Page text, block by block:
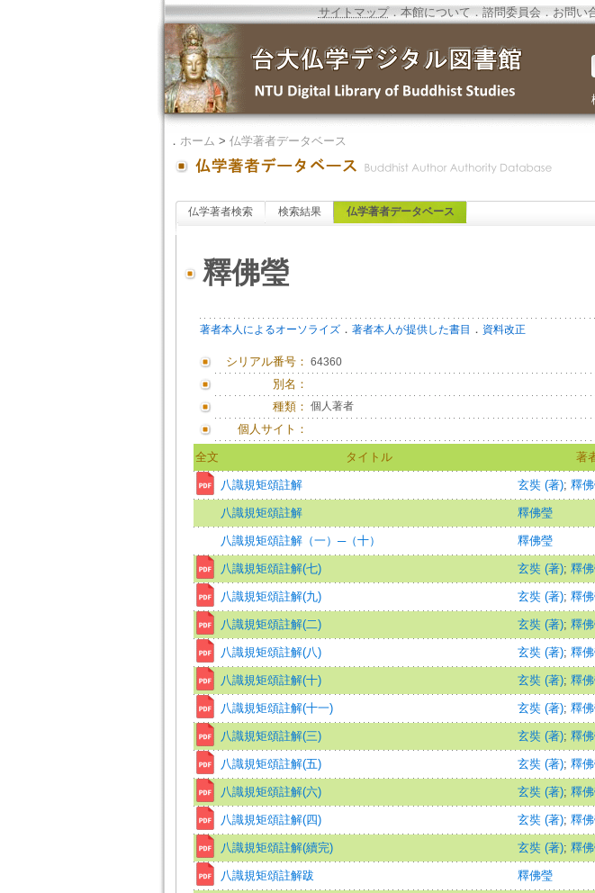
サイトマップ．本館について．諮問委員会． お問い
． ホーム > 仏学著者データベース
仏学著者検索 検索結果 仏学著者データベース
釋佛瑩
著者本人によるオーソライズ． 著者本人が提供した書目 ． 資料改正
シリアル番号： 64360
別名：
種類： 個人著者
個人サイト：
全文 タイトル 著
八識規矩頌註解 玄奘 (著); 釋
八識規矩頌註解 釋佛瑩
八識規矩頌註解（一）─（十） 釋佛瑩
八識規矩頌註解(七) 玄奘 (著); 釋
八識規矩頌註解(九) 玄奘 (著); 釋
八識規矩頌註解(二) 玄奘 (著); 釋
八識規矩頌註解(八) 玄奘 (著); 釋
八識規矩頌註解(十) 玄奘 (著); 釋
八識規矩頌註解(十一) 玄奘 (著); 釋
八識規矩頌註解(三) 玄奘 (著); 釋
八識規矩頌註解(五) 玄奘 (著); 釋
八識規矩頌註解(六) 玄奘 (著); 釋
八識規矩頌註解(四) 玄奘 (著); 釋
八識規矩頌註解(續完) 玄奘 (著); 釋
八識規矩頌註解跋 釋佛瑩